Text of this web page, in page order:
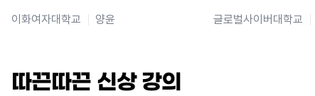
이화여자대학교 양윤 글로벌사이버대학교
따끈따끈 신상 강의